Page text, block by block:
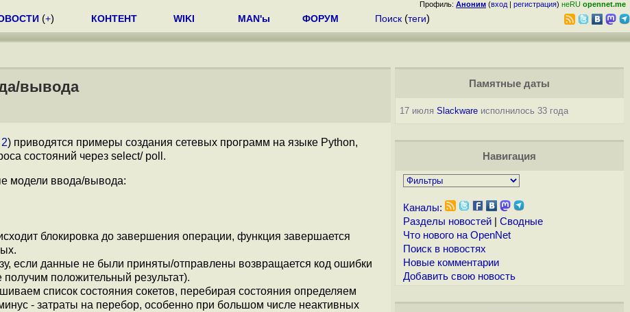
Профиль: Аноним (вход | регистрация) неRU opennet.me
(+) КОНТЕНТ WIKI MAN'ы ФОРУМ Поиск (теги)
вывода
) приводятся примеры создания сетевых программ на языке Python,
состояний через select/ poll.
модели ввода/вывода:
блокировка до завершения операции, функция завершается
если данные не были приняты/отправлены возвращается код ошибки
положительный результат).
список состояния сокетов, перебирая состояния определяем
- затраты на перебор, особенно при большом числе неактивных
Памятные даты
17 июля Slackwareисполнилось 33 года
Навигация
Каналы:
Разделы новостей| Сводные
Что нового на OpenNet
Поиск в новостях
Новые комментарии
Добавить свою новость